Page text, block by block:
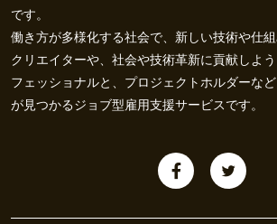
です。
働き方が多様化する社会で、新しい技術や仕
クリエイターや、社会や技術革新に貢献しよ
フェッショナルと、プロジェクトホルダーなど
が見つかるジョブ型雇用支援サービスです。